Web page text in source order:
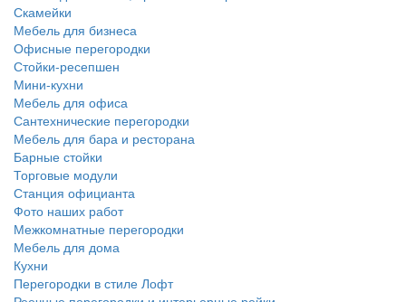
Скамейки
Мебель для бизнеса
Офисные перегородки
Стойки-ресепшен
Мини-кухни
Мебель для офиса
Сантехнические перегородки
Мебель для бара и ресторана
Барные стойки
Торговые модули
Станция официанта
Фото наших работ
Межкомнатные перегородки
Мебель для дома
Кухни
Перегородки в стиле Лофт